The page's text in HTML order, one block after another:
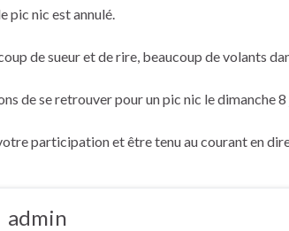
pic nic est annulé.
de sueur et de rire, beaucoup de volants
de se retrouver pour un pic nic le
participation et être tenu au courant en
admin